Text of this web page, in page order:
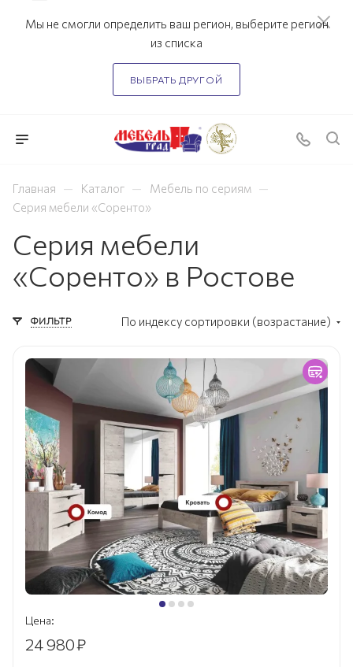
Мы не смогли определить ваш регион, выберите регион
из списка
ВЫБРАТЬ ДРУГОЙ
Главная — Каталог — Мебель по сериям —
Серия мебели «Соренто»
Серия мебели
«Соренто» в Ростове
ФИЛЬТР По индексу сортировки (возрастание)
Цена:
24 980₽